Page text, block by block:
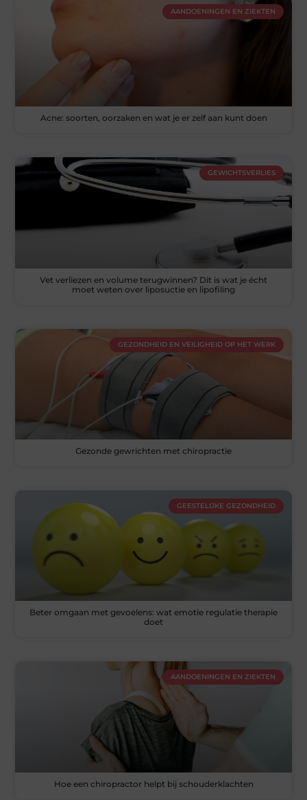
AANDOENINGEN EN ZIEKTEN
Acne: soorten, oorzaken en wat je er zelf aan kunt doen
GEWICHTSVERLIES
Vet verliezen en volume terugwinnen? Dit is wat je écht
moet weten over liposuctie en lipofiling
GEZONDHEID EN VEILIGHEID OP HET WERK
Gezonde gewrichten met chiropractie
GEESTELIJKE GEZONDHEID
Beter omgaan met gevoelens: wat emotie regulatie therapie
doet
AANDOENINGEN EN ZIEKTEN
Hoe een chiropractor helpt bij schouderklachten